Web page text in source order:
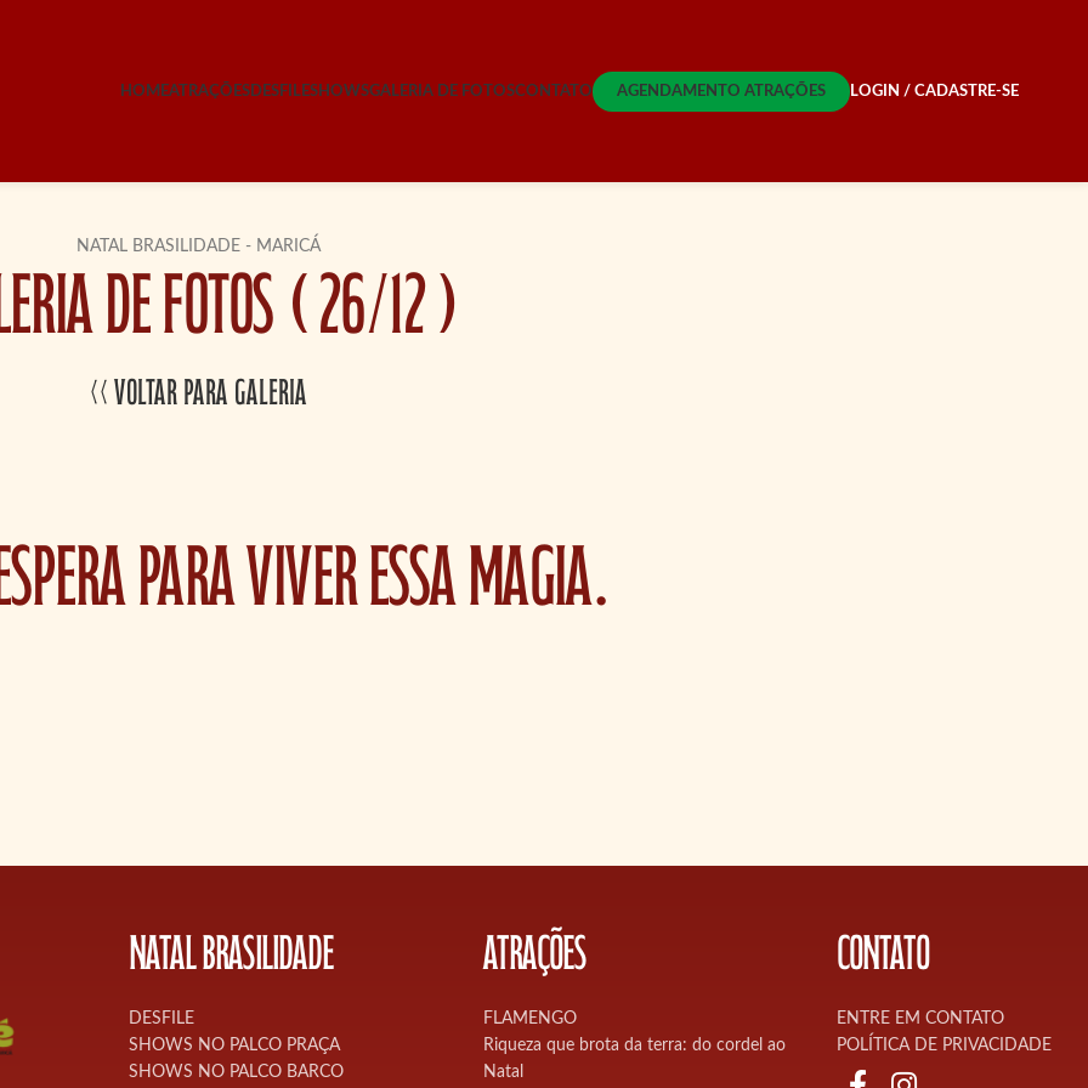
HOMEATRAÇÕESDESFILESHOWSGALERIA DE FOTOSCONTATO AGENDAMENTO ATRAÇÕES LOGIN / CADASTRE-SE
NATAL BRASILIDADE - MARICÁ
DE FOTOS ( 26/12 )
<< Voltar para Galeria
para viver essa magia.
NATAL BRASILIDADE
DESFILE
SHOWS NO PALCO PRAÇA
SHOWS NO PALCO BARCO
ATRAÇÕES
FLAMENGO
Riqueza que brota da terra: do cordel ao
Natal
CONTATO
ENTRE EM CONTATO
POLÍTICA DE PRIVACIDADE